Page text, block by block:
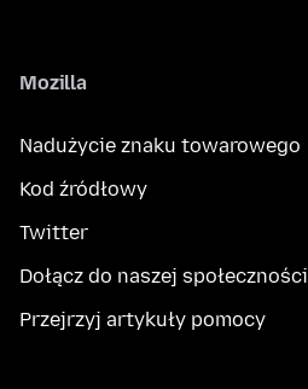
Mozilla
Nadużycie znaku towarowego
Kod źródłowy
Twitter
Dołącz do naszej społeczności
Przejrzyj artykuły pomocy